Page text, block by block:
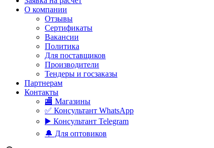
О компании
Отзывы
Сертификаты
Вакансии
Политика
Для поставщиков
Производители
Тендеры и госзаказы
Партнерам
Контакты
🏬 Магазины
✅️ Консультант WhatsApp
▶️ Консультант Telegram
🔔 Для оптовиков